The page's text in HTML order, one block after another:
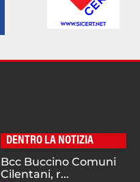
DENTRO LA NOTIZIA
Bcc Buccino Comuni
Cilentani, r...